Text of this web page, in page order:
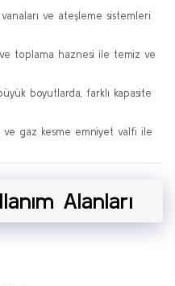
vanaları ve ateşleme sistemleri
ve toplama haznesi ile temiz ve
boyutlarda, farklı kapasite
ve gaz kesme emniyet valfi ile
Alanları